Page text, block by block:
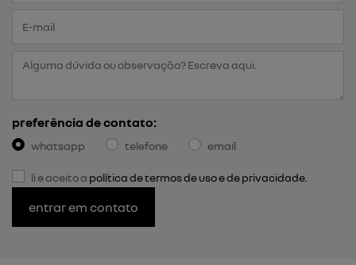
preferência de contato:
whatsapp telefone email
li e aceito a política de termos de uso e de privacidade.
entrar em contato